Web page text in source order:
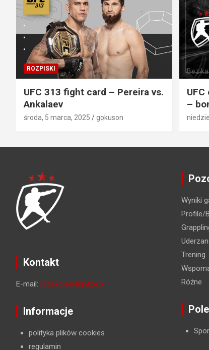
ROZPISKI
UFC 313 fight card – Pereira vs.
Ankalaev
środa, 5 marca, 2025 gokuson
Bez
UFC
–
Kontakt
E-mail: redakcja@fight24.pl
Informacje
polityka plików cookies
regulamin
Wyniki
Profile/
Trening
Różne